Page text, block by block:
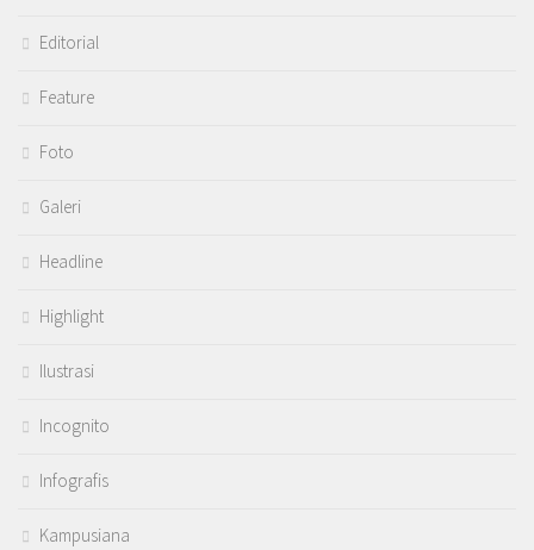
Editorial
Feature
Foto
Galeri
Headline
Highlight
Ilustrasi
Incognito
Infografis
Kampusiana